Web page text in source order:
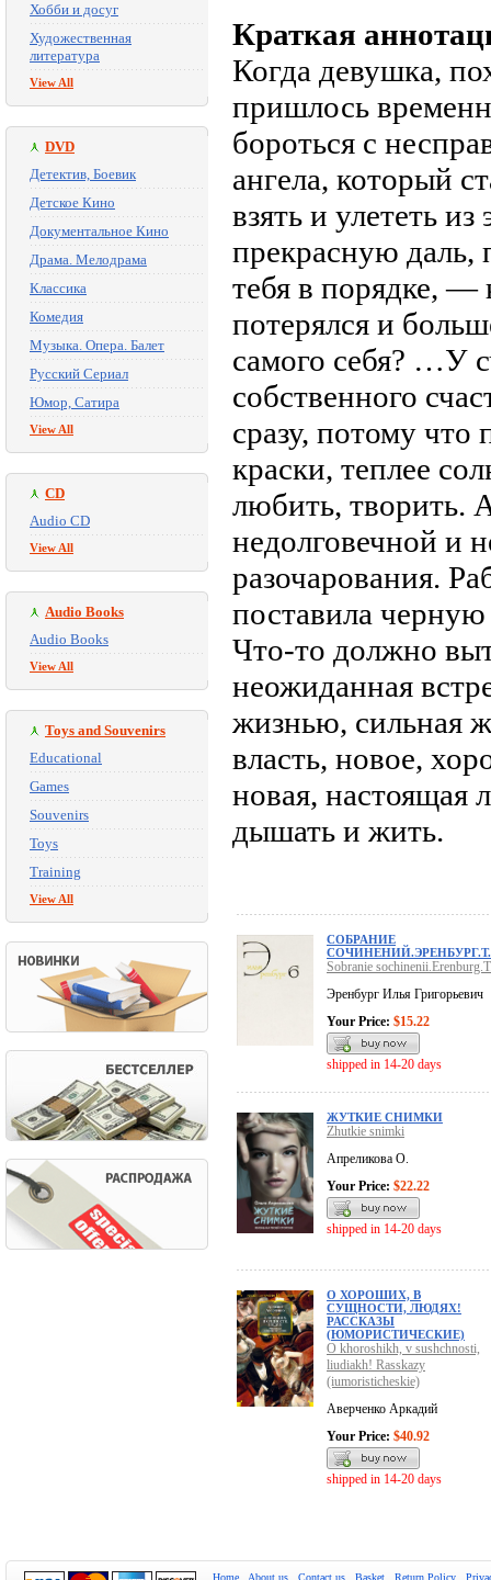
Хобби и досуг
Художественная
литература
View All
DVD
Детектив, Боевик
Детское Кино
Документальное Кино
Драма. Мелодрама
Классика
Комедия
Музыка. Опера. Балет
Русский Сериал
Юмор, Сатира
View All
CD
Audio CD
View All
Audio Books
Audio Books
View All
Toys and Souvenirs
Educational
Games
Souvenirs
Toys
Training
View All
Краткая
Когда девушка,
пришлось
бороться с
ангела, который
взять и улететь
прекрасную даль,
тебя в порядке, —
потерялся и
самого себя? …У
собственного
сразу, потому что
краски, теплее
любить, творить.
недолговечной и
разочарования.
поставила
Что-то должно
неожиданная
жизнью, сильная
власть, новое,
новая, настоящая
дышать и жить.
СОБРАНИЕ
Sobranie
Эренбург Илья Григорьевич
Your Price: $15.22
shipped in 14-20 days
ЖУТКИЕ СНИМКИ
Zhutkie snimki
Апреликова О.
Your Price: $22.22
shipped in 14-20 days
О ХОРОШИХ, В
СУЩНОСТИ, ЛЮДЯХ!
РАССКАЗЫ
(ЮМОРИСТИЧЕСКИЕ)
O khoroshikh, v sushchnosti,
liudiakh! Rasskazy
(iumoristicheskie)
Аверченко Аркадий
Your Price: $40.92
shipped in 14-20 days
Home About us Contact us Basket Return Policy